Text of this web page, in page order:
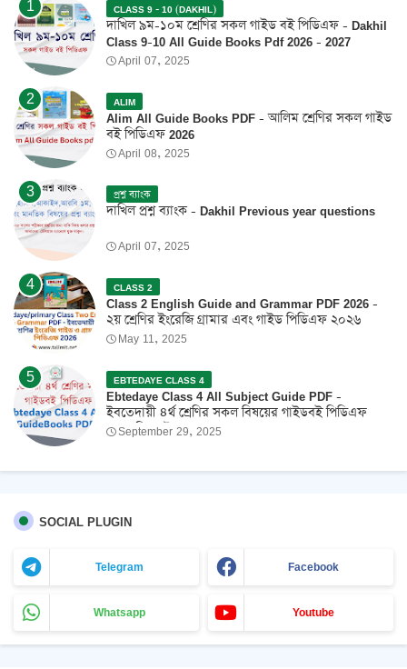
CLASS 9 - 10 (DAKHIL)
দাখিল ৯ম-১০ম শ্রেণির সকল গাইড বই পিডিএফ - Dakhil
Class 9-10 All Guide Books Pdf 2026 - 2027
April 07, 2025
ALIM
Alim All Guide Books PDF - আলিম শ্রেণির সকল গাইড
বই পিডিএফ 2026
April 08, 2025
প্রশ্ন ব্যাংক
দাখিল প্রশ্ন ব্যাংক - Dakhil Previous year questions
April 07, 2025
CLASS 2
Class 2 English Guide and Grammar PDF 2026 -
২য় শ্রেণির ইংরেজি গ্রামার এবং গাইড পিডিএফ ২০২৬
May 11, 2025
EBTEDAYE CLASS 4
Ebtedaye Class 4 All Subject Guide PDF -
ইবতেদায়ী ৪র্থ শ্রেণির সকল বিষয়ের গাইডবই পিডিএফ
2026 ফ্রি ডাউনলোড
September 29, 2025
SOCIAL PLUGIN
Telegram Facebook
Whatsapp Youtube